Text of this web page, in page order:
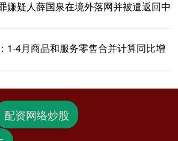
嫌疑人薛国泉在境外落网并被遣返回中
1-4月商品和服务零售合并计算同比增
配资网络炒股